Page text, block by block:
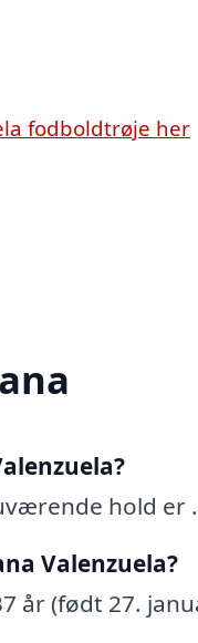
fodboldtrøje her
hold er .
Valenzuela?
år (født 27.